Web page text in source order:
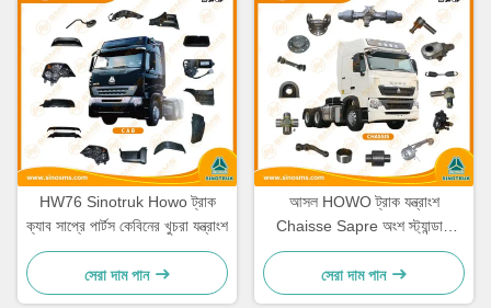
HW76 Sinotruk Howo ট্রাক
ক্যাব সাপ্রে পার্টস কেবিনের খুচরা যন্ত্রাংশ
সেরা দাম পান
আসল HOWO ট্রাক যন্ত্রাংশ
Chaisse Sapre অংশ স্ট্যান্ডার্ড
আকার
সেরা দাম পান